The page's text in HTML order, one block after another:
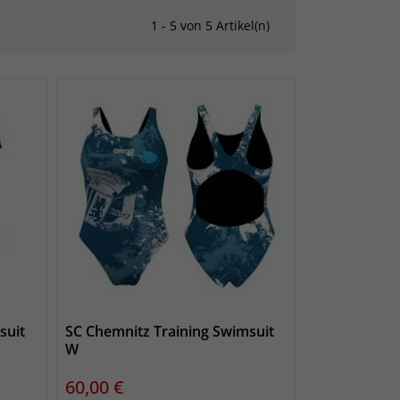
1 - 5 von 5 Artikel(n)
SC Chemnitz Training Swimsuit
W
Preis
60,00 €